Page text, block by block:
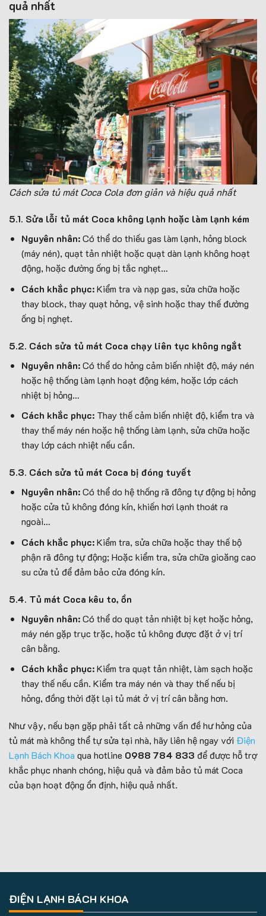
quả nhất
Cách sửa tủ mát Coca Cola đơn giản và hiệu quả nhất
5.1. Sửa lỗi tủ mát Coca không lạnh hoặc làm lạnh kém
Nguyên nhân:Có thể do thiếu gas làm lạnh, hỏng block
(máy nén), quạt tản nhiệt hoặc quạt dàn lạnh không hoạt
động, hoặc đường ống bị tắc nghẹt…
Cách khắc phục:Kiểm tra và nạp gas, sửa chữa hoặc
thay block, thay quạt hỏng, vệ sinh hoặc thay thế đường
ống bị nghẹt.
5.2. Cách sửa tủ mát Coca chạy liên tục không ngắt
Nguyên nhân:Có thể do hỏng cảm biến nhiệt độ, máy nén
hoặc hệ thống làm lạnh hoạt động kém, hoặc lớp cách
nhiệt bị hỏng…
Cách khắc phục: Thay thế cảm biến nhiệt độ, kiểm tra và
thay thế máy nén hoặc hệ thống làm lạnh, sửa chữa hoặc
thay lớp cách nhiệt nếu cần.
5.3. Cách sửa tủ mát Coca bị đóng tuyết
Nguyên nhân:Có thể do hệ thống rã đông tự động bị hỏng
hoặc cửa tủ không đóng kín, khiến hơi lạnh thoát ra
ngoài…
Cách khắc phục:Kiểm tra, sửa chữa hoặc thay thế bộ
phận rã đông tự động; Hoặc kiểm tra, sửa chữa gioăng cao
su cửa tủ để đảm bảo cửa đóng kín.
5.4. Tủ mát Coca kêu to, ồn
Nguyên nhân:Có thể do quạt tản nhiệt bị kẹt hoặc hỏng,
máy nén gặp trục trặc, hoặc tủ không được đặt ở vị trí
cân bằng.
Cách khắc phục:Kiểm tra quạt tản nhiệt, làm sạch hoặc
thay thế nếu cần. Kiểm tra máy nén và thay thế nếu bị
hỏng, đồng thời đặt lại tủ mát ở vị trí cân bằng hơn.
Như vậy, nếu bạn gặp phải tất cả những vấn đề hư hỏng của
tủ mát mà không thể tự sửa tại nhà, hãy liên hệ ngay với Điện
Lạnh Bách Khoa qua hotline 0988 784 833 để được hỗ trợ
khắc phục nhanh chóng, hiệu quả và đảm bảo tủ mát Coca
của bạn hoạt động ổn định, hiệu quả nhất.
ĐIỆN LẠNH BÁCH KHOA